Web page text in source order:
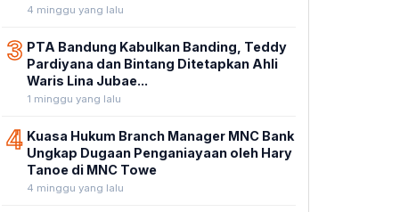
4 minggu yang lalu
3 PTA Bandung Kabulkan Banding, Teddy
Pardiyana dan Bintang Ditetapkan Ahli
Waris Lina Jubae...
1 minggu yang lalu
4 Kuasa Hukum Branch Manager MNC Bank
Ungkap Dugaan Penganiayaan oleh Hary
Tanoe di MNC Towe
4 minggu yang lalu